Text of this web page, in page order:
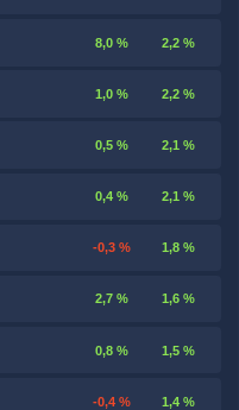
8,0 % 2,2 %
1,0 % 2,2 %
0,5 % 2,1 %
0,4 % 2,1 %
-0,3 % 1,8 %
2,7 % 1,6 %
0,8 % 1,5 %
-0,4 % 1,4 %